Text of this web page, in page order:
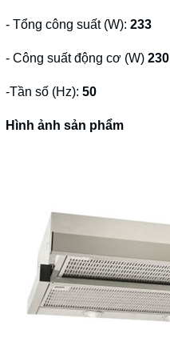
- Tổng công suất (W): 233
- Công suất động cơ (W) 230
-Tần số (Hz): 50
Hình ảnh sản phẩm